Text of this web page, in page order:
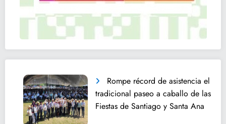
Rompe récord de asistencia el
tradicional paseo a caballo de las
Fiestas de Santiago y Santa Ana